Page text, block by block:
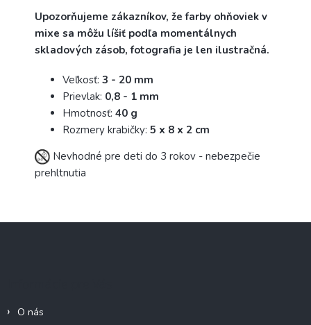
Upozorňujeme zákazníkov, že farby ohňoviek v
mixe sa môžu líšiť podľa momentálnych
skladových zásob, fotografia je len ilustračná.
Veľkosť: 3 - 20 mm
Prievlak: 0,8 - 1 mm
Hmotnosť: 40 g
Rozmery krabičky: 5 x 8 x 2 cm
Nevhodné pre deti do 3 rokov - nebezpečie
prehltnutia
O nás